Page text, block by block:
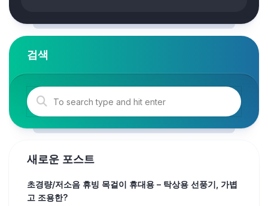
검색
새로운 포스트
초경량/저소음 휴빙 목걸이 휴대용 – 탁상용 선풍기, 가볍
고 조용한?